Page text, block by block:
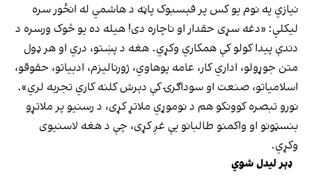
نیازي په نوم یو کس پر فېسبوک پاڼه د هاشمي له انځور سره
لیکلي: «دغه سړی حقدار او ناچاره دی! هيله ده يو څوک ورسره د
دندې پيدا کولو کې همکاري وکړي. هغه د پښتو، دري او هر ډول
متن جوړولو، اداري کار، عامه پوهاوي، ژورنالیزم، ادبیاتو، حقوقو،
اسلامیاتو، صنعت او سوداګرۍ کې دېرش کلنه کاري تجربه لري».
نورو تبصره کوونکو هم د نوموړي ملاتړ کړی، د رسنیو پر ملاتړو
بنسټونو او واکمنو طالبانو یې غږ کړی، چې د هغه لاسنیوی
وکړي.
ډېر لیدل شوي